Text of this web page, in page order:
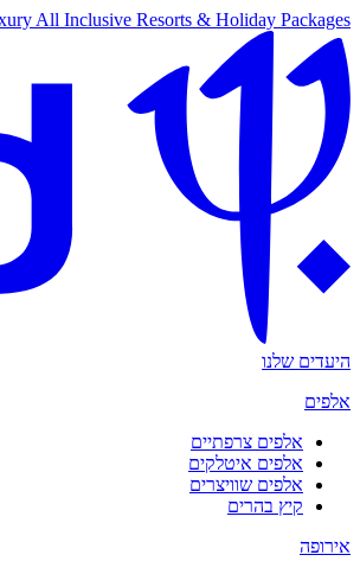
All Inclusive Resorts & Holiday Packages
היעדים שלנו
אלפים
אלפים צרפתיים
אלפים איטלקים
אלפים שוויצרים
קיץ בהרים
אירופה